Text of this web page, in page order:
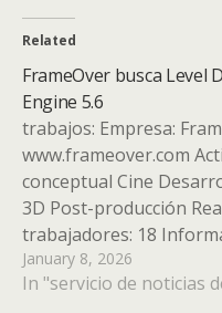
Related
FrameOver busca Level
Engine 5.6
trabajos: Empresa:
www.frameover.com
conceptual Cine
3D Post-producción
trabajadores: 18
Desde 2011 FrameOver
y VFX para todo tipo de
January 8, 2026
In "servicio de noticias